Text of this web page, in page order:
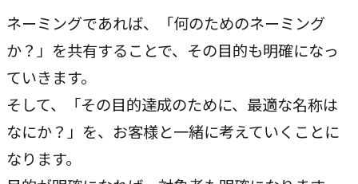
→
Webサイト分析をAIで自動に
VALUES
大切にしていること
私たちのビジョン、理念、カルチャーをご紹介します。
ネーミングであれば、「何のためのネーミング
か？」を共有することで、その目的も明確になっ
ていきます。
そして、「その目的達成のために、最適な名称は
なにか？」を、お客様と一緒に考えていくことに
なります。